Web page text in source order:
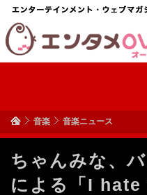
音楽 音楽ニュース
ちゃんみな、
による「I